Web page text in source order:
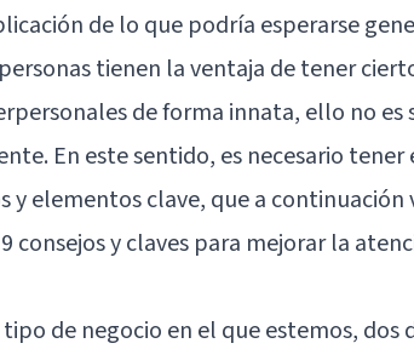
de lo que podría esperarse
tienen la ventaja de tener
de forma innata, ello no es
En este sentido, es necesario tener
y elementos clave, que a continuación
consejos y claves para mejorar la
de negocio en el que estemos, dos